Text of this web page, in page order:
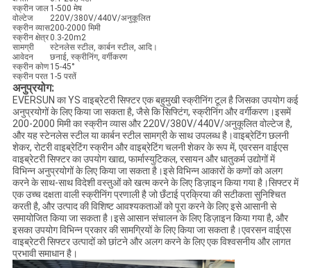
स्क्रीन जाल 1-500 मेष
वोल्टेज
220V/380V/440V/अनुकूलित
स्क्रीन व्यास200-2000 मिमी
स्क्रीन क्षेत्र 0.3-20m2
सामग्री
स्टेनलेस स्टील, कार्बन स्टील, आदि।
आवेदन
छनाई, स्क्रीनिंग, वर्गीकरण
स्क्रीन कोण 15-45°
स्क्रीन परत 1-5 परतें
अनुप्रयोग:
EVERSUN का YS वाइब्रेटरी सिफ्टर एक बहुमुखी स्क्रीनिंग टूल है जिसका उपयोग कई
अनुप्रयोगों के लिए किया जा सकता है, जैसे कि सिफ्टिंग, स्क्रीनिंग और वर्गीकरण।इसमें
200-2000 मिमी का स्क्रीन व्यास और 220V/380V/440V/अनुकूलित वोल्टेज है,
और यह स्टेनलेस स्टील या कार्बन स्टील सामग्री के साथ उपलब्ध है।वाइब्रेटिंग छलनी
शेकर, रोटरी वाइब्रेटिंग स्क्रीन और वाइब्रेटिंग चलनी शेकर के रूप में, एवरसन वाईएस
वाइब्रेटरी सिफ्टर का उपयोग खाद्य, फार्मास्युटिकल, रसायन और धातुकर्म उद्योगों में
विभिन्न अनुप्रयोगों के लिए किया जा सकता है।इसे विभिन्न आकारों के कणों को अलग
करने के साथ-साथ विदेशी वस्तुओं को खत्म करने के लिए डिज़ाइन किया गया है।सिफ्टर में
एक उच्च दक्षता वाली स्क्रीनिंग प्रणाली है जो छँटाई प्रक्रिया की सटीकता सुनिश्चित
करती है, और उत्पाद की विशिष्ट आवश्यकताओं को पूरा करने के लिए इसे आसानी से
समायोजित किया जा सकता है।इसे आसान संचालन के लिए डिज़ाइन किया गया है, और
इसका उपयोग विभिन्न प्रकार की सामग्रियों के लिए किया जा सकता है।एवरसन वाईएस
वाइब्रेटरी सिफ्टर उत्पादों को छांटने और अलग करने के लिए एक विश्वसनीय और लागत
प्रभावी समाधान है।